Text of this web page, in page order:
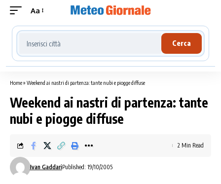
Aa
Cerca località meteo
Cerca
Home» Weekend ai nastri di partenza: tante nubi e piogge diffuse
Weekend ai nastri di partenza: tante
nubi e piogge diffuse
Ivan GaddariPublished: 19/10/2005
2 Min Read